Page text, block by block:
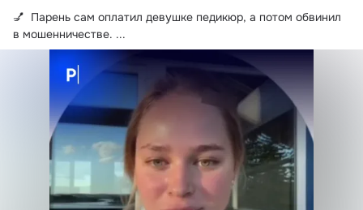
💅  Парень сам оплатил девушке педикюр, а потом обвинил
в мошенничестве. ...